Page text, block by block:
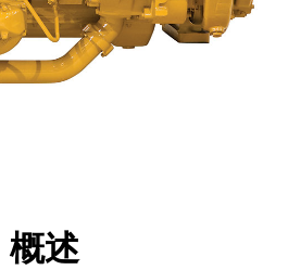
展示
概述